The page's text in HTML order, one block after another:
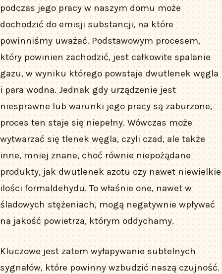
podczas jego pracy w naszym domu może
dochodzić do emisji substancji, na które
powinniśmy uważać. Podstawowym procesem,
który powinien zachodzić, jest całkowite spalanie
gazu, w wyniku którego powstaje dwutlenek węgla
i para wodna. Jednak gdy urządzenie jest
niesprawne lub warunki jego pracy są zaburzone,
proces ten staje się niepełny. Wówczas może
wytwarzać się tlenek węgla, czyli czad, ale także
inne, mniej znane, choć równie niepożądane
produkty, jak dwutlenek azotu czy nawet niewielkie
ilości formaldehydu. To właśnie one, nawet w
śladowych stężeniach, mogą negatywnie wpływać
na jakość powietrza, którym oddychamy.
Kluczowe jest zatem wyłapywanie subtelnych
sygnałów, które powinny wzbudzić naszą czujność.